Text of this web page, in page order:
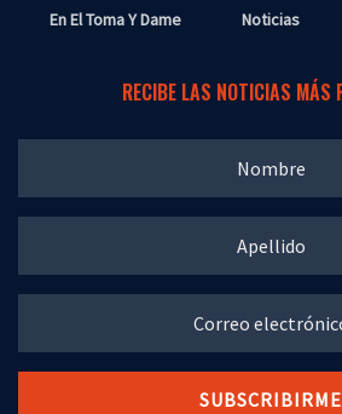
En El Toma Y Dame
Noticias
RECIBE LAS NOTICIAS MÁS